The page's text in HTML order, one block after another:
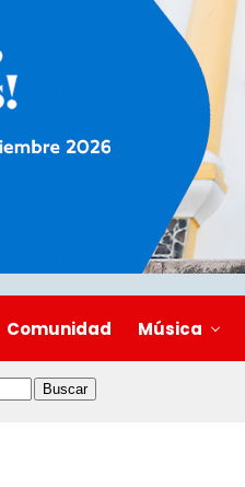
Comunidad Música